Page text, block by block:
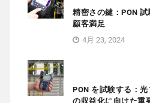
精密さの鍵：PON
顧客満足
4月 23, 2024
PON を試験する：
の収益化に向けた重